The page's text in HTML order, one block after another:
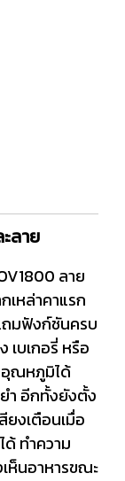
ลาย
ลาย
เหล่าคาแรก
ถมฟังก์ชันครบ
เบเกอรี่ หรือ
อุณหภูมิได้
ำ อีกทั้งยังตั้ง
ยงเตือนเมื่อ
ด้ ทำความ
ห็นอาหารขณะ